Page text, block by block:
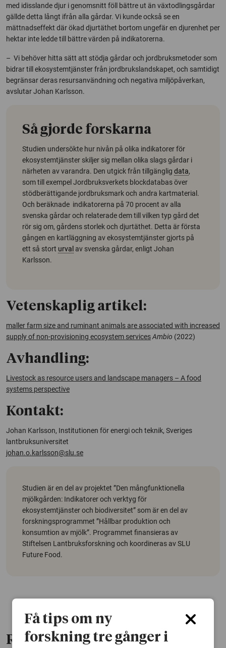
med idisslande djur i genomsnitt föll bättre ut än växtodlingsgårdar
gällde detta långt ifrån alla gårdar. Vi kunde också se en
mättnadseffekt där ökad djurtäthet bortom ungefär en djurenhet per
hektar inte ledde till bättre värden på indikatorerna.
– Vi behöver hitta sätt att stödja gårdar och jordbruksmetoder som
bidrar till ekosystemtjänster från jordbrukslandskapet, och samtidigt
begränsar deras resursanvändning och negativa miljöpåverkan,
avslutar Johan Karlsson.
Så gjorde forskarna
Studien undersökte hur nivån på olika indikatorer för
ekosystemtjänster skiljer sig mellan olika slags gårdar i
närheten av varandra. Den utgick från tillgänglig data,
som till exempel Jordbruksverkets blockdatabas över
stödberättigande jordbruksmark och andra kartmaterial.
Och beräknade indikatorerna på 70 procent av alla
svenska gårdar och relaterade dem till vilken typ gård det
rör sig om, gårdens storlek och djurtäthet. Detta är första
gången en kartläggning av ekosystemtjänster gjorts på
ett så stort urval av svenska gårdar, enligt Johan
Karlsson.
Vetenskaplig artikel:
maller farm size and ruminant animals are associated with increased
supply of non-provisioning ecosystem servicesAmbio (2022)
Avhandling:
Livestock as resource users and landscape managers – A food
systems perspective
Kontakt:
Johan Karlsson, Institutionen för energi och teknik, Sveriges
lantbruksuniversitet
johan.o.karlsson@slu.se
Studien är en del av projektet ”Den mångfunktionella
mjölkgården: Indikatorer och verktyg för
ekosystemtjänster och biodiversitet” som är en del av
forskningsprogrammet ”Hållbar produktion och
konsumtion av mjölk”. Programmet finansieras av
Stiftelsen Lantbruksforskning och koordineras av SLU
Future Food.
Relaterade artiklar
Få tips om ny
forskning tre gånger i